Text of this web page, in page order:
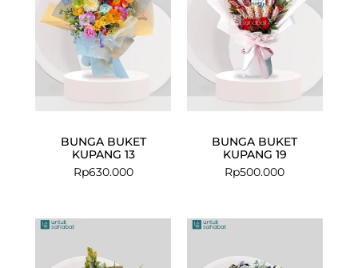
BUNGA BUKET
KUPANG 13
Rp630.000
BUNGA BUKET
KUPANG 19
Rp500.000